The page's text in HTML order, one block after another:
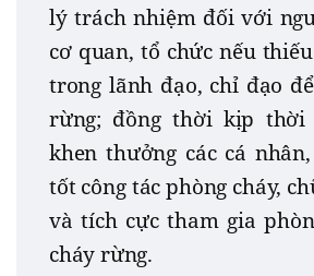
lý trách nhiệm đối với
cơ quan, tổ chức nếu
trong lãnh đạo, chỉ đạo
rừng; đồng thời kịp thời
khen thưởng các cá
tốt công tác phòng cháy,
và tích cực tham gia
cháy rừng.